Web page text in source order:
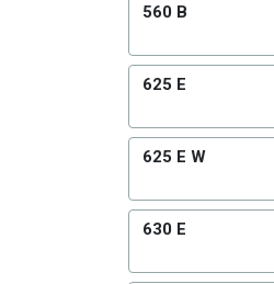
560 B
625 E
625 E W
630 E